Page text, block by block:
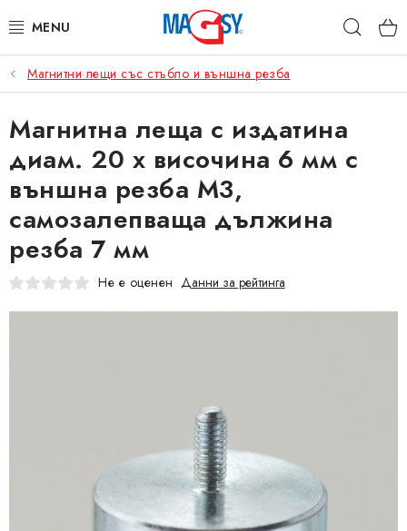
към
ОСНОВНИ КАТЕГОРИИ
МАГНИТНИ ПОСОБИЯ
ИНДУСТРИАЛНИ МАГНИТИ
ДРУГИ МАГНИТИ
Магнитни лещи със стъбло и външна резба
Магнитна леща с издатина
диам. 20 x височина 6 мм с
външна резба M3,
самозалепваща дължина
резба 7 мм
Не е оценен Данни за рейтинга